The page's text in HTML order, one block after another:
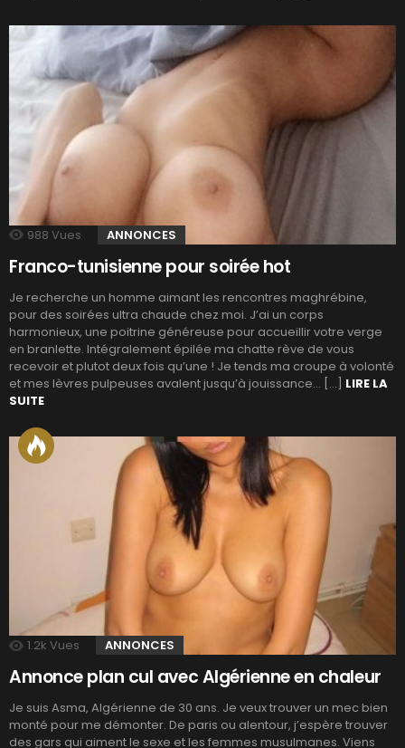
988 Vues ANNONCES
Franco-tunisienne pour soirée hot
Je recherche un homme aimant les rencontres maghrébine,
pour des soirées ultra chaude chez moi. J’ai un corps
harmonieux, une poitrine généreuse pour accueillir votre verge
en branlette. Intégralement épilée ma chatte rève de vous
recevoir et plutot deux fois qu’une ! Je tends ma croupe à volonté
et mes lèvres pulpeuses avalent jusqu’à jouissance… […] LIRE LA
SUITE
1.2k Vues ANNONCES
Annonce plan cul avec Algérienne en chaleur
Je suis Asma, Algérienne de 30 ans. Je veux trouver un mec bien
monté pour me démonter. De paris ou alentour, j’espère trouver
des gars qui aiment le sexe et les femmes musulmanes. Viens